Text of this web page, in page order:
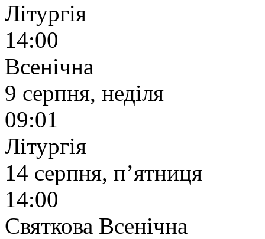
Літургія
14:00
Всенічна
9 серпня, неділя
09:01
Літургія
14 серпня, п’ятниця
14:00
Святкова Всенічна